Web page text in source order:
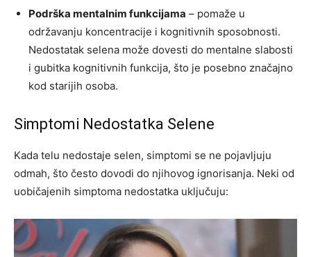
Podrška mentalnim funkcijama – pomaže u
održavanju koncentracije i kognitivnih sposobnosti.
Nedostatak selena može dovesti do mentalne slabosti
i gubitka kognitivnih funkcija, što je posebno značajno
kod starijih osoba.
Simptomi Nedostatka Selene
Kada telu nedostaje selen, simptomi se ne pojavljuju
odmah, što često dovodi do njihovog ignorisanja. Neki od
uobičajenih simptoma nedostatka uključuju: